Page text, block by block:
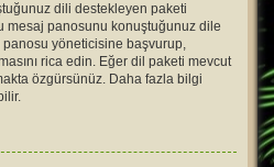
dili destekleyen paketi
mesaj panosunu konuştuğunuz dile
yöneticisine başvurup,
rica edin. Eğer dil paketi mevcut
özgürsünüz. Daha fazla bilgi